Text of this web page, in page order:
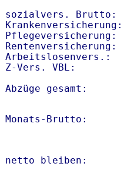
sozialvers. Brutto:
Pflegeversicherung:
Rentenversicherung:
Arbeitslosenvers.:
Z-Vers. VBL:
Abzüge gesamt:
Monats-
netto